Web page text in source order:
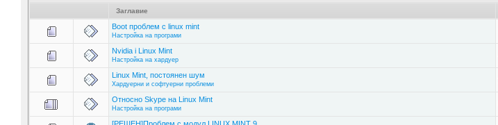
Заглавие
Boot проблем с linux mint
Настройка на програми
Nvidia i Linux Mint
Настройка на хардуер
Linux Mint, постоянен шум
Хардуерни и софтуерни проблеми
Относно Skype на Linux Mint
Настройка на програми